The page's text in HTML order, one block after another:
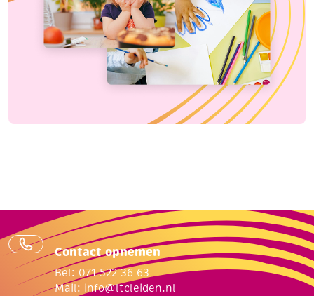
Contact opnemen
Bel: 071 522 36 63
Mail: info@ltcleiden.nl